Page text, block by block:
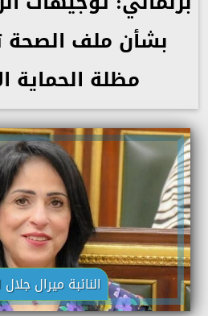
بشأن ملف الصحة
مظلة الحماية
النائبة ميرال